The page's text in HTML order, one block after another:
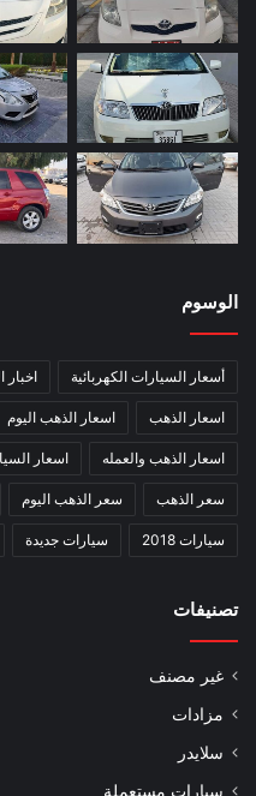
الوسوم
أسعار السيارات الكهربائية اخبار
اسعار الذهب اسعار الذهب اليوم
اسعار الذهب والعمله اسعار
سعر الذهب سعر الذهب اليوم
سيارات 2018 سيارات جديدة
تصنيفات
غير مصنف
مزادات
سلايدر
سيارات مستعملة